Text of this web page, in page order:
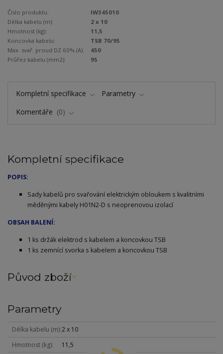
Číslo produktu:
IW345010
Délka kabelu (m):
2 x 10
Hmotnost (kg):
11,5
Koncovka kabelu:
TSB 70/95
Max. svař. proud DZ 60% (A):
450
Průřez kabelu (mm2):
95
Kompletní specifikace
Parametry
Komentáře
0
Kompletní specifikace
POPIS:
Sady kabelů pro svařování elektrickým obloukem s kvalitními
měděnými kabely H01N2-D s neoprenovou izolací
OBSAH BALENÍ:
1 ks držák elektrod s kabelem a koncovkou TSB
1 ks zemnící svorka s kabelem a koncovkou TSB
Původ zboží
Parametry
Délka kabelu (m) 2 x 10
Hmotnost (kg)
11,5